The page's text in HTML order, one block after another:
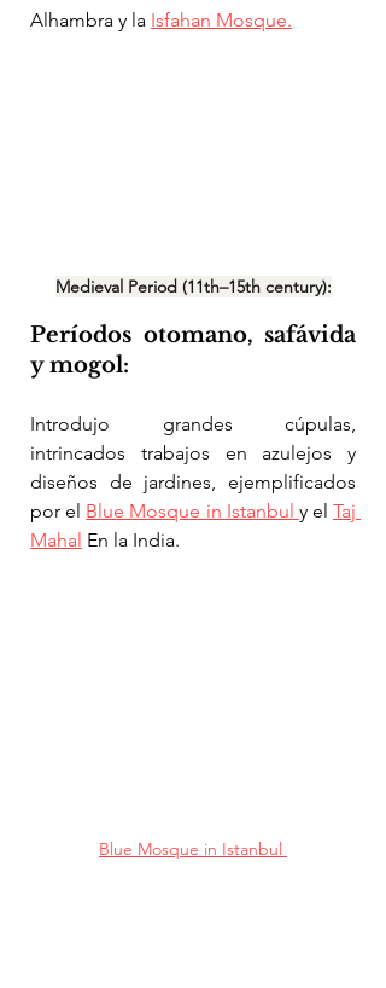
Alhambra y la Isfahan Mosque.
Medieval Period (11th–15th century):
Períodos otomano, safávida
y mogol:
Introdujo grandes cúpulas,
intrincados trabajos en azulejos y
diseños de jardines, ejemplificados
por el Blue Mosque in Istanbul y el Taj
Mahal En la India.
Blue Mosque in Istanbul